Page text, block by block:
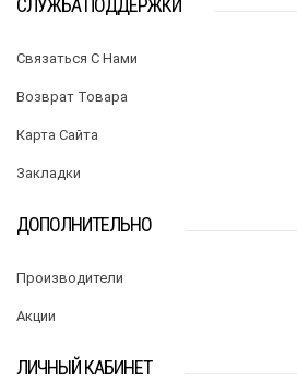
СЛУЖБА ПОДДЕРЖКИ
Связаться С Нами
Возврат Товара
Карта Сайта
Закладки
ДОПОЛНИТЕЛЬНО
Производители
Акции
ЛИЧНЫЙ КАБИНЕТ